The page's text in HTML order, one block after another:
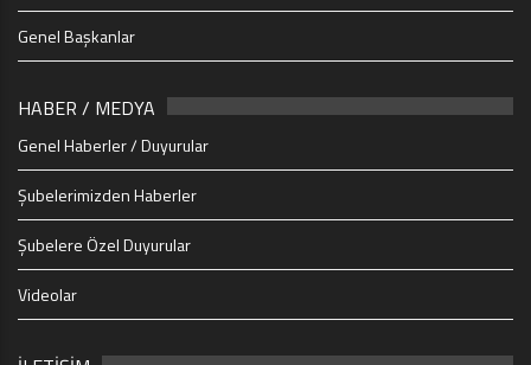
Genel Başkanlar
HABER / MEDYA
Genel Haberler / Duyurular
Şubelerimizden Haberler
Şubelere Özel Duyurular
Videolar